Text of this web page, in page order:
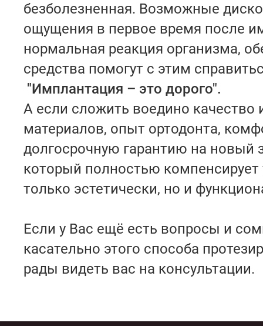
безболезненная. Возможные
ощущения в первое время после
нормальная реакция организма,
средства помогут с этим
"Имплантация – это дорого".
А если сложить воедино качество
материалов, опыт ортодонта,
долгосрочную гарантию на новый
который полностью компенсирует
только эстетически, но и
Если у Вас ещё есть вопросы и
касательно этого способа
рады видеть вас на консультации.